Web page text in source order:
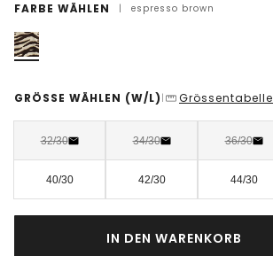
FARBE WÄHLEN | espresso brown
GRÖSSE WÄHLEN (W/L) | Grössentabelle
32/30 34/30 36/30
40/30 42/30 44/30
IN DEN WARENKORB